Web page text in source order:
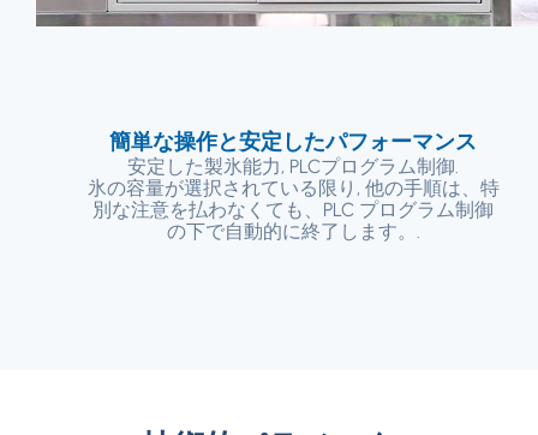
簡単な操作と安定したパフォーマンス
安定した製氷能力, PLCプログラム制御.
氷の容量が選択されている限り, 他の手順は、特
別な注意を払わなくても、PLC プログラム制御
の下で自動的に終了します。.